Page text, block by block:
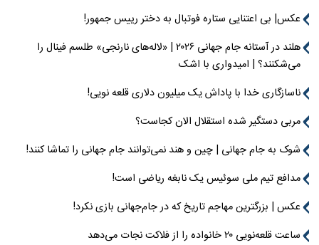
عکس| بی اعتنایی ستاره فوتبال به دختر رییس جمهور!
هلند در آستانه جام جهانی ۲۰۲۶ | «لاله‌های نارنجی» طلسم فینال را
می‌شکنند؟ | امیدواری با اشک
ناسازگاری خدا با پاداش یک میلیون دلاری قلعه نویی!
مربی دستگیر شده استقلال الان کجاست؟
شوک به جام جهانی | چین و هند نمی‌توانند جام جهانی را تماشا کنند!
مدافع تیم ملی سوئیس یک نابغه ریاضی است!
عکس | بزرگترین مهاجم تاریخ که در جام‌جهانی بازی نکرد!
ساعت قلعه‌نویی ۲۰ خانواده را از فلاکت نجات می‌دهد